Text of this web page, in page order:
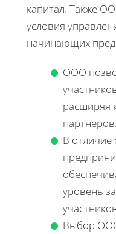
капитал. Также
условия
начинающих
ООО
расширяя
партнеров.
В отличие
уровень
Выбор